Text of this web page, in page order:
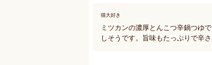
猫大好き
ミツカンの濃厚とんこつ辛鍋つゆ
しそうです。旨味もたっぷりで辛